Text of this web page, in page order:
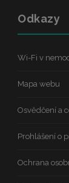
Odkazy
Wi-Fi v
Mapa webu
Osvědčení a
Prohlášení o
Ochrana